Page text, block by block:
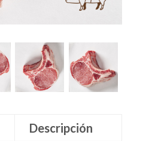
Descripción